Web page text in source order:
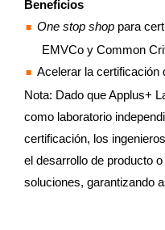
Beneficios
One stop shop para
EMVCo y Common
Acelerar la certificación
Nota: Dado que Applus+
como laboratorio
certificación, los
el desarrollo de producto
soluciones, garantizando